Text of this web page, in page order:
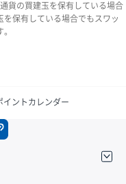
貨の買建玉を保有している場合
を保有している場合でもスワッ
イントカレンダー